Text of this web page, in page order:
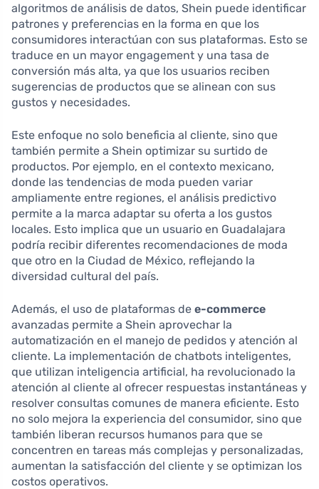
algoritmos de análisis de datos, Shein puede identificar
patrones y preferencias en la forma en que los
consumidores interactúan con sus plataformas. Esto se
traduce en un mayor engagement y una tasa de
conversión más alta, ya que los usuarios reciben
sugerencias de productos que se alinean con sus
gustos y necesidades.
Este enfoque no solo beneficia al cliente, sino que
también permite a Shein optimizar su surtido de
productos. Por ejemplo, en el contexto mexicano,
donde las tendencias de moda pueden variar
ampliamente entre regiones, el análisis predictivo
permite a la marca adaptar su oferta a los gustos
locales. Esto implica que un usuario en Guadalajara
podría recibir diferentes recomendaciones de moda
que otro en la Ciudad de México, reflejando la
diversidad cultural del país.
Además, el uso de plataformas de e-commerce
avanzadas permite a Shein aprovechar la
automatización en el manejo de pedidos y atención al
cliente. La implementación de chatbots inteligentes,
que utilizan inteligencia artificial, ha revolucionado la
atención al cliente al ofrecer respuestas instantáneas y
resolver consultas comunes de manera eficiente. Esto
no solo mejora la experiencia del consumidor, sino que
también liberan recursos humanos para que se
concentren en tareas más complejas y personalizadas,
aumentan la satisfacción del cliente y se optimizan los
costos operativos.